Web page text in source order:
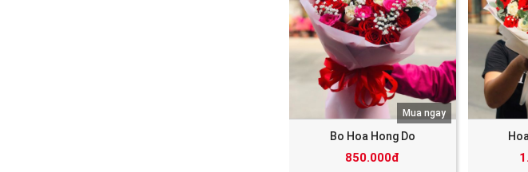
Bo Hoa Hong Do
850.000đ
Mua ngay